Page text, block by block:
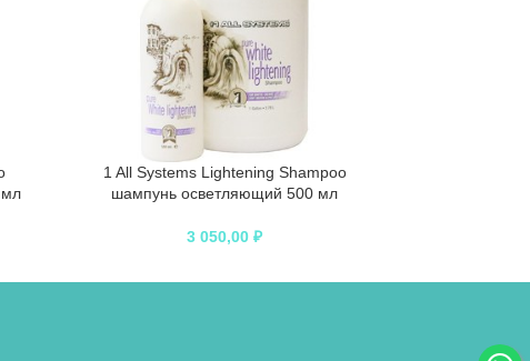
мл
1 All Systems Lightening Shampoo
шампунь осветляющий 500 мл
3 050,00₽